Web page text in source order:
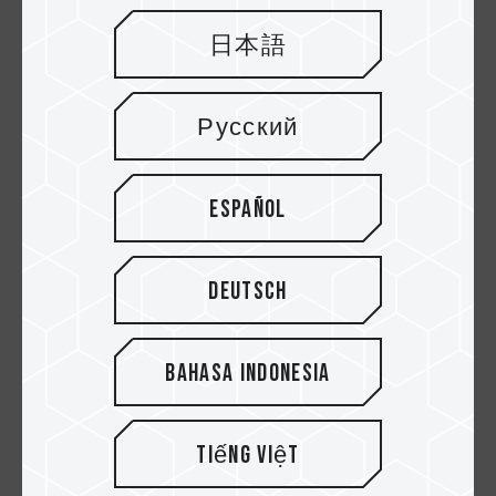
der Welt der elektronischen Produkte nur selten
zu finden ist. Diese Top-Zertifizierung stellt
sicher, dass das Laufwerk dank strenger Tests
auf allen Ebenen praktisch unempfindlich gegen
Staub und Wasser ist. Ganz gleich, ob Sie
Spieldaten, kreative Projekte oder alltägliche
Dateien speichern, die PD1000 ist ein
zuverlässiger, mobiler Speicher, mit dem Sie
Ihre Daten überallhin mitnehmen können..
日本語
Русский
Español
Deutsch
Bahasa Indonesia
Tiếng Việt